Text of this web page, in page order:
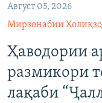
Август 05, 2026
Мирзонабии
Ҳаводории
размикори
лақаби